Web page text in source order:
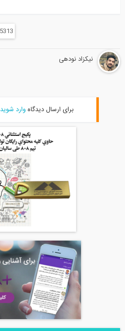
نیکزاد نودهی
برای ارسال دیدگاهوارد شوید